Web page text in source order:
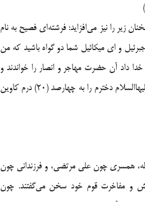
زير را نيز مى‌افزايد: فرشته‌اى فصيح به نام
و اى ميكائيل شما دو گواه باشيد كه من
فرشته اين بشارت را به حبيب خدا داد آن حضرت مهاجر و انصار را خواندند و
روى به على‌عليه‌السلام كردند و فرمودند: «يا على چنين حكمى در آسمان رفت اكنون من فاطمه‌عليهاالسلام دخترم را به چهارصد (20) درم كاوين
همسرى چون على مرتضى، و فرزندانى چون
و مفاخرت قوم خود سخن مى‌گفتند. چون